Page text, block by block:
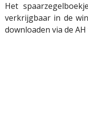
Het
verkrijgbaar in de
downloaden via de